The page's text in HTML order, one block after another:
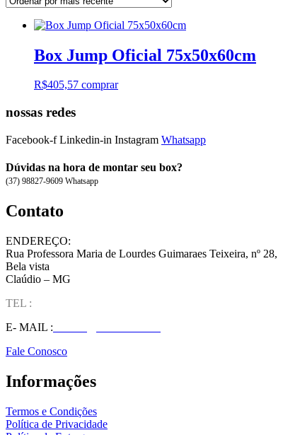
Box Jump Oficial 75x50x60cm
R$405,57 comprar
nossas redes
Facebook-f Linkedin-in Instagram Whatsapp
Dúvidas na hora de montar seu box?
(37) 98827-9609 Whatsapp
Contato
ENDEREÇO:
Rua Professora Maria de Lourdes Guimaraes Teixeira, nº 28,
Bela vista
Claúdio – MG
TEL :
E- MAIL :
Fale Conosco
Informações
Termos e Condições
Política de Privacidade